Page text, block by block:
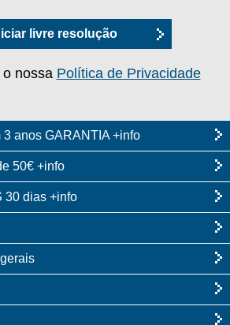
livre resolução
o nossa Política de Privacidade
anos GARANTIA +info
50€ +info
30 dias +info